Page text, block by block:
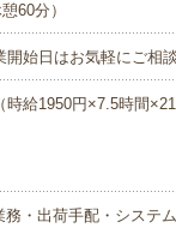
60分）
始日はお気軽にご相
給1950円×7.5時間
務・出荷手配・システ